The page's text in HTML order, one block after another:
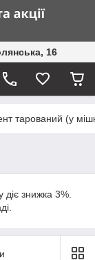
16
тарований (у
знижка 3%.